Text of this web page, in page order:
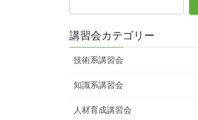
講習会カテゴリー
技術系講習会
知識系講習会
人材育成講習会